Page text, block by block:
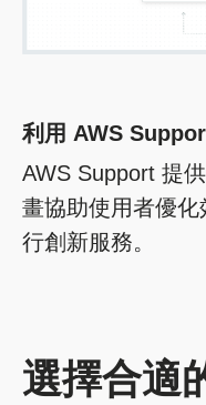
利用 AWS
AWS Support 提
畫協助使用者優
行創新服務。
選擇合適